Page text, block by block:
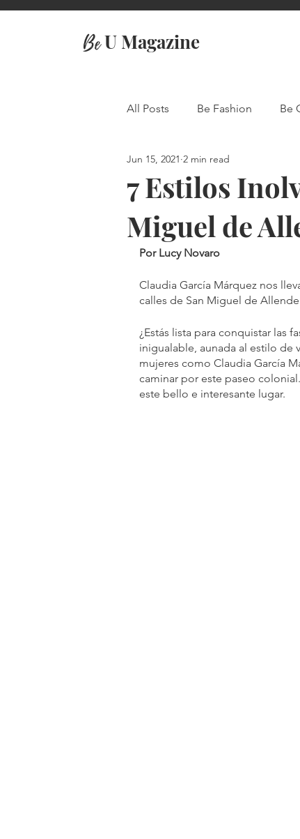
BeU Magazine
All Posts Be Fashion Be
Travel
7 Estilos
Miguel de
Jun 15, 2021 2 min read
Por Lucy Novaro
Claudia García Márquez nos
calles de San Miguel de
¿Estás lista para conquistar las
inigualable, aunada al estilo de
mujeres como Claudia García
caminar por este paseo
este bello e interesante lugar.